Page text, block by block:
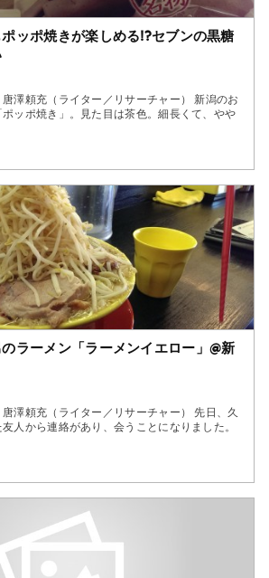
ッポ焼きが楽しめる!?セブンの黒糖
澤頼充（ライター／リサーチャー） 新潟のお
ッポ焼き」。見た目は茶色。細長くて、やや
ラーメン「ラーメンイエロー」@新
澤頼充（ライター／リサーチャー） 先日、久
人から連絡があり、会うことになりました。